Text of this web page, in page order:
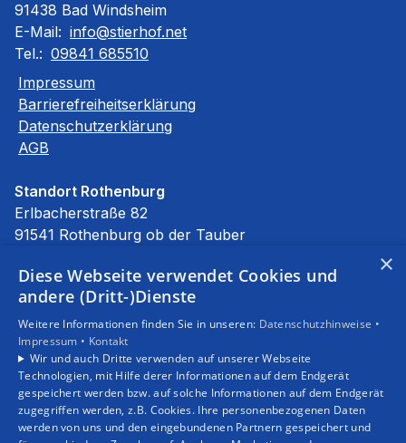
91438 Bad Windsheim
E-Mail: info@stierhof.net
Tel.: 09841 685510
Impressum
Barrierefreiheitserklärung
Datenschutzerklärung
AGB
Standort Rothenburg
Erlbacherstraße 82
91541 Rothenburg ob der Tauber
Tel.: 09861 94590
Unsere Bereiche
Privatkunden
Gewerbekunden
Karriere
Unternehmen
Kontakt
×
Diese Webseite verwendet Cookies und
andere (Dritt-)Dienste
Weitere Informationen finden Sie in unseren: Datenschutzhinweise •
Impressum • Kontakt
Wir und auch Dritte verwenden auf unserer Webseite
Technologien, mit Hilfe derer Informationen auf dem Endgerät
gespeichert werden bzw. auf solche Informationen auf dem Endgerät
zugegriffen werden, z.B. Cookies. Ihre personenbezogenen Daten
werden von uns und den eingebundenen Partnern gespeichert und